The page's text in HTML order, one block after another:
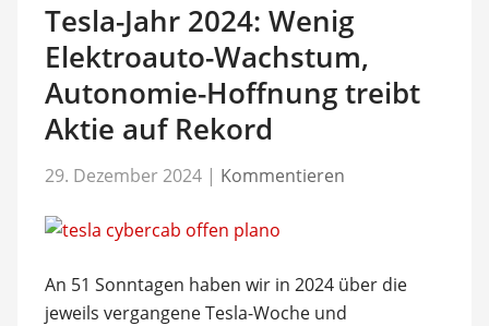
Tesla-Jahr 2024: Wenig
Elektroauto-Wachstum,
Autonomie-Hoffnung treibt
Aktie auf Rekord
29. Dezember 2024 | Kommentieren
An 51 Sonntagen haben wir in 2024 über die
jeweils vergangene Tesla-Woche und